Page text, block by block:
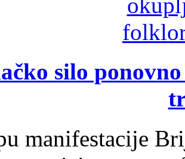
silo
manifestacije